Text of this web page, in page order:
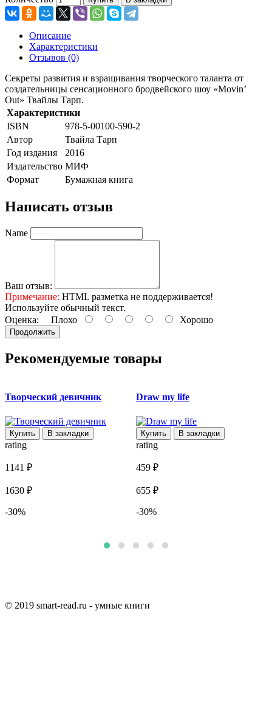
Описание
Характеристики
Отзывов (0)
Секреты развития и взращивания творческого таланта от
создательницы сенсационного бродвейского шоу «Movin’
Out» Твайлы Тарп.
Характеристики
ISBN
978-5-00100-590-2
Автор
Твайла Тарп
Год издания
2016
Издательство МИФ
Формат
Бумажная книга
Написать отзыв
Name
Ваш отзыв:
Примечание: HTML разметка не поддерживается!
Используйте обычный текст.
Оценка: Плохо Хорошо
Продолжить
Рекомендуемые товары
Творческий девичник
Купить В закладки
rating
1141 ₽
1630 ₽
-30%
Draw my life
Купить В закладки
rating
459 ₽
655 ₽
-30%
© 2019 smart-read.ru - умные книги